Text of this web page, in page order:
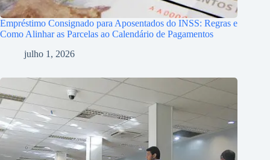
Empréstimo Consignado para Aposentados do INSS: Regras e
Como Alinhar as Parcelas ao Calendário de Pagamentos
julho 1, 2026